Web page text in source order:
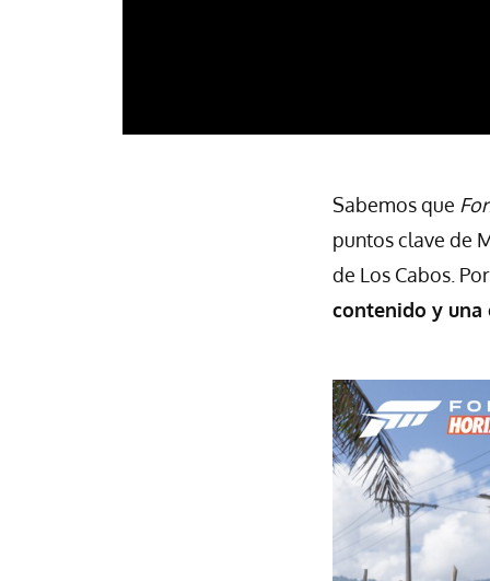
Sabemos que
puntos clave de
de Los Cabos.
contenido y